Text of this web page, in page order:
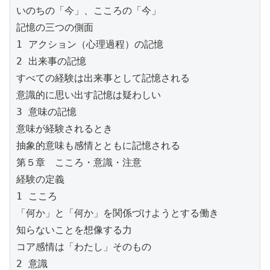
いのちの「今」、こころの「今」
記憶の三つの側面
1 アクション（心理過程）の記憶
2 出来事の記憶
すべての経験は出来事として記憶される
意識的に思い出す記憶は疑わしい
3 意味の記憶
意味が経験されるとき
抽象的意味も感情とともに記憶される
第５章　こころ・意識・注意
経験の定義
1 こころ
「何か」と「何か」を関係づけようとする働き
知らないことを想像する力
コア感情は「わたし」そのもの
2 意識